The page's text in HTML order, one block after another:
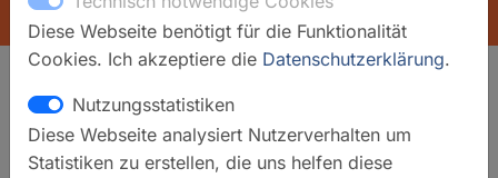
ÜBERSICHT
Suchfilter
Diese Webseite benötigt für die Funktionalität
Cookies. Ich akzeptiere die Datenschutzerklärung.
Nutzungsstatistiken
Diese Webseite analysiert Nutzerverhalten um
Statistiken zu erstellen, die uns helfen diese